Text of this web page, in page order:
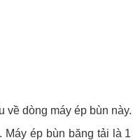
về dòng máy ép bùn này.
ép bùn băng tải là